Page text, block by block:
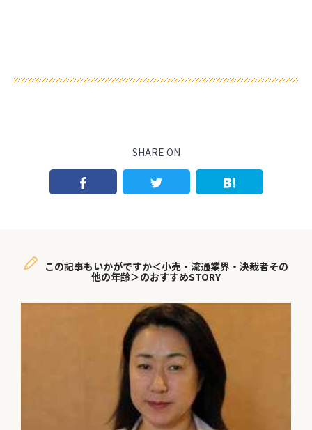
SHARE ON
この記事もいかがですか＜小売・流通業界・決裁者その
他の年齢＞のおすすめSTORY